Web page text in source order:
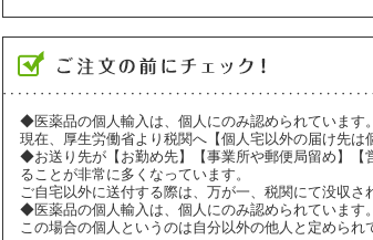
◆医薬品の個人輸入は、個人にのみ認められています。
現在、厚生労働省より税関へ【個人宅以外の届け先は
◆お送り先が【お勤め先】【事業所や郵便局留め】【
ることが非常に多くなっています。
ご自宅以外に送付する際は、万が一、税関にて没収さ
◆医薬品の個人輸入は、個人にのみ認められています。
この場合の個人というのは自分以外の他人と定められ